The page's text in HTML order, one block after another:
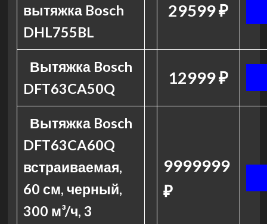
вытяжка Bosch
DHL755BL
29599 ₽
Вытяжка Bosch
DFT63CA50Q
12999 ₽
Вытяжка Bosch
DFT63CA60Q
встраиваемая,
60 см, черный,
300 м³/ч, 3
9999999
₽